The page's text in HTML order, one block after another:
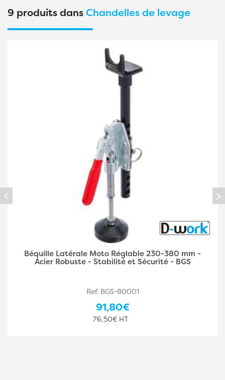
9 produits dansChandelles de levage
Support Moteur/Boîte à Vitesse 690-1050 mm -
Acier Robuste - Maintien Sécurisé et Réglable - BGS
Ref. BGS-8606
210,00€
175,00€ HT